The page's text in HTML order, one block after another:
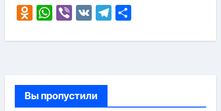
Odnoklassniki
WhatsApp
Viber
VKTelegram
Отправить
Вы пропустили